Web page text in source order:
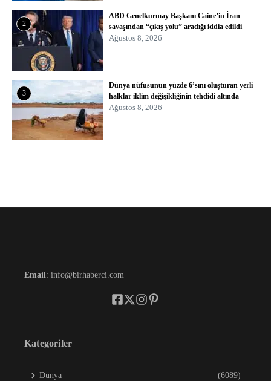
2
ABD Genelkurmay Başkanı Caine’in İran
savaşından “çıkış yolu” aradığı iddia edildi
Ağustos 8, 2026
3
Dünya nüfusunun yüzde 6’sını oluşturan yerli
halklar iklim değişikliğinin tehdidi altında
Ağustos 8, 2026
Email: info@birhaberci.com
Kategoriler
Dünya (6089)